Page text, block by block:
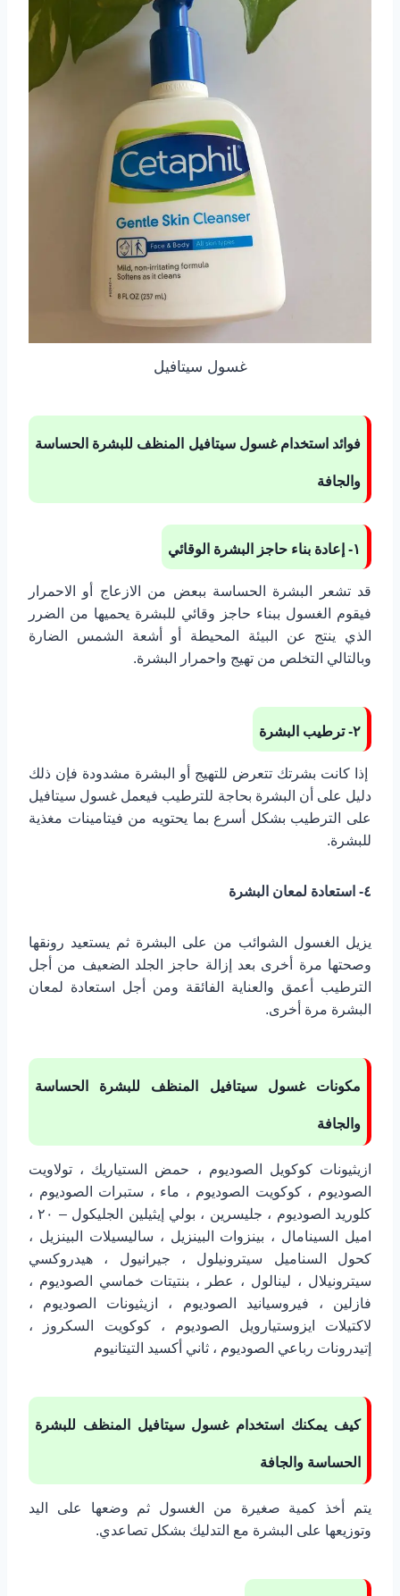
غسول سيتافيل
فوائد استخدام غسول سيتافيل المنظف للبشرة الحساسة
والجافة
١- إعادة بناء حاجز البشرة الوقائي
قد تشعر البشرة الحساسة ببعض من الازعاج أو الاحمرار
فيقوم الغسول ببناء حاجز وقائي للبشرة يحميها من الضرر
الذي ينتج عن البيئة المحيطة أو أشعة الشمس الضارة
وبالتالي التخلص من تهيج واحمرار البشرة.
٢- ترطيب البشرة
إذا كانت بشرتك تتعرض للتهيج أو البشرة مشدودة فإن ذلك
دليل على أن البشرة بحاجة للترطيب فيعمل غسول سيتافيل
على الترطيب بشكل أسرع بما يحتويه من فيتامينات مغذية
للبشرة.
٤- استعادة لمعان البشرة
يزيل الغسول الشوائب من على البشرة ثم يستعيد رونقها
وصحتها مرة أخرى بعد إزالة حاجز الجلد الضعيف من أجل
الترطيب أعمق والعناية الفائقة ومن أجل استعادة لمعان
البشرة مرة أخرى.
مكونات غسول سيتافيل المنظف للبشرة الحساسة
والجافة
ازيثيونات كوكويل الصوديوم ، حمض الستياريك ، تولاويت
الصوديوم ، كوكويت الصوديوم ، ماء ، ستبرات الصوديوم ،
كلوريد الصوديوم ، جليسرين ، بولي إيثيلين الجليكول – ۲۰ ،
اميل السينامال ، بينزوات البينزيل ، ساليسيلات البينزيل ،
كحول السناميل سيترونيلول ، جيرانيول ، هيدروكسي
سيترونيلال ، لينالول ، عطر ، بنتيتات خماسي الصوديوم ،
فازلين ، فيروسيانيد الصوديوم ، ازيثيونات الصوديوم ،
لاكتيلات ايزوستيارويل الصوديوم ، كوكويت السكروز ،
إتيدرونات رباعي الصوديوم ، ثاني أكسيد التيتانيوم
كيف يمكنك استخدام غسول سيتافيل المنظف للبشرة
الحساسة والجافة
يتم أخذ كمية صغيرة من الغسول ثم وضعها على اليد
وتوزيعها على البشرة مع التدليك بشكل تصاعدي.